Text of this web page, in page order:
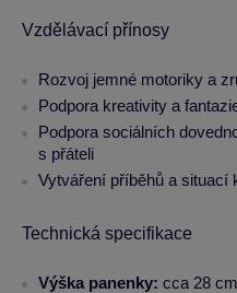
Vzdělávací přínosy
Rozvoj jemné motoriky a
Podpora kreativity a
Podpora sociálních
s přáteli
Vytváření příběhů a situací
Technická specifikace
Výška panenky: cca 28 cm